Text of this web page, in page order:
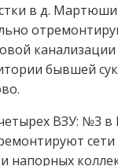
в д.
бывшей
ВЗУ: №3
напорных